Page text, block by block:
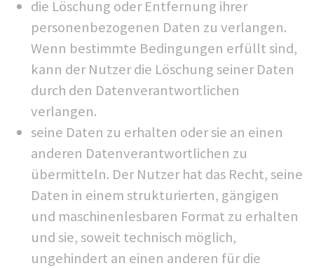
die Löschung oder Entfernung ihrer
personenbezogenen Daten zu verlangen.
Wenn bestimmte Bedingungen erfüllt sind,
kann der Nutzer die Löschung seiner Daten
durch den Datenverantwortlichen
verlangen.
seine Daten zu erhalten oder sie an einen
anderen Datenverantwortlichen zu
übermitteln. Der Nutzer hat das Recht, seine
Daten in einem strukturierten, gängigen
und maschinenlesbaren Format zu erhalten
und sie, soweit technisch möglich,
ungehindert an einen anderen für die